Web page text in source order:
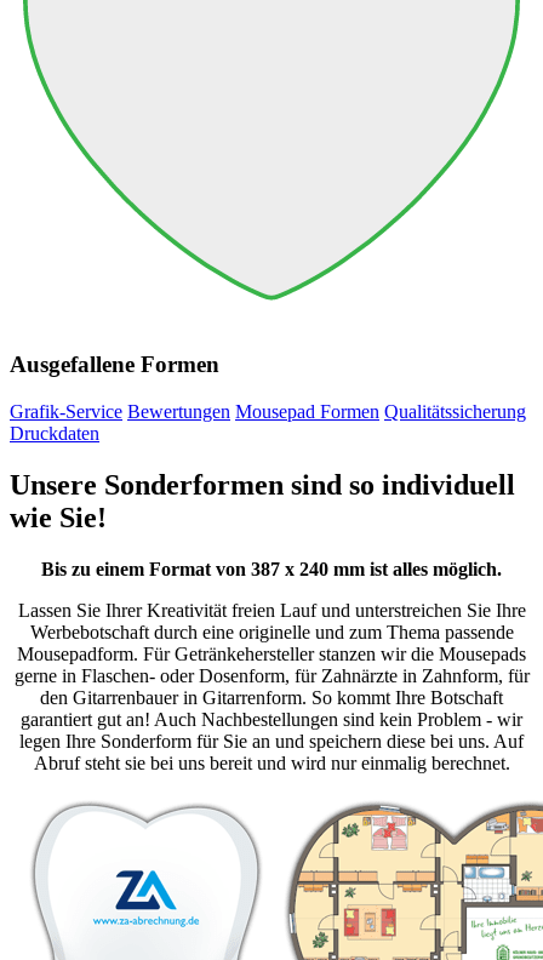
Ausgefallene Formen
Grafik-Service Bewertungen Mousepad Formen Qualitätssicherung
Druckdaten
Unsere Sonderformen sind so individuell
wie Sie!
Bis zu einem Format von 387 x 240 mm ist alles möglich.
Lassen Sie Ihrer Kreativität freien Lauf und unterstreichen Sie Ihre
Werbebotschaft durch eine originelle und zum Thema passende
Mousepadform. Für Getränkehersteller stanzen wir die Mousepads
gerne in Flaschen- oder Dosenform, für Zahnärzte in Zahnform, für
den Gitarrenbauer in Gitarrenform. So kommt Ihre Botschaft
garantiert gut an! Auch Nachbestellungen sind kein Problem - wir
legen Ihre Sonderform für Sie an und speichern diese bei uns. Auf
Abruf steht sie bei uns bereit und wird nur einmalig berechnet.